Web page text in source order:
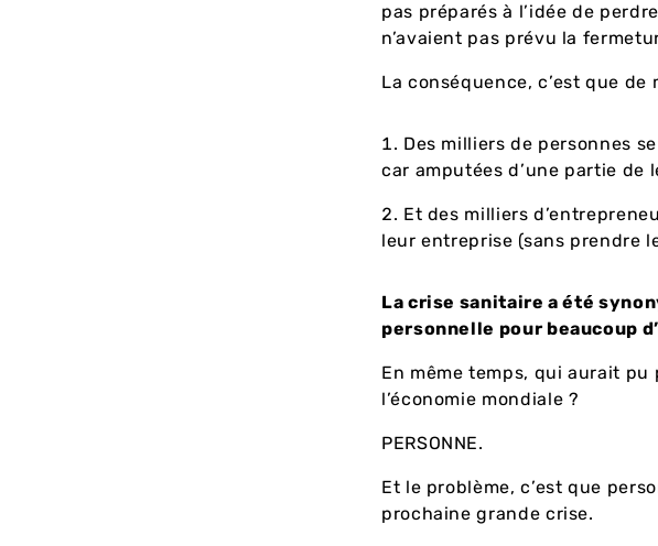
pas préparés à l’idée de
n’avaient pas prévu la
La conséquence, c’est que
Des milliers de personnes
car amputées d’une partie de
Et des milliers
leur entreprise (sans prendre
La crise sanitaire a été
personnelle pour beaucoup
En même temps, qui aurait
l’économie mondiale ?
PERSONNE.
Et le problème, c’est que
prochaine grande crise.